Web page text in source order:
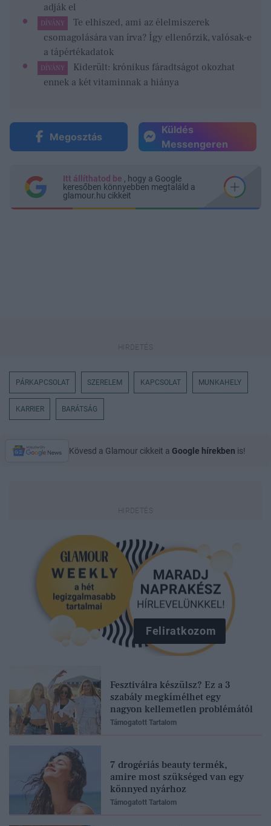
adják el
DÍVÁNY
Te elhiszed, ami az élelmiszerek
csomagolására van írva? Így ellenőrzik, valósak-e
a tápértékadatok
DÍVÁNY
Kiderült: krónikus fáradtságot okozhat
ennek a két vitaminnak a hiánya
Megosztás
Küldés
Messengeren
Itt állíthatod be , hogy a Google
keresőben könnyebben megtaláld a
glamour.hu cikkeit
PÁRKAPCSOLAT SZERELEM KAPCSOLAT MUNKAHELY
KARRIER BARÁTSÁG
Kövesd a Glamour cikkeit a Google hírekben is!
Feliratkozom
Fesztiválra készülsz? Ez a 3
szabály megkímélhet egy
nagyon kellemetlen problémától
Támogatott Tartalom
7 drogériás beauty termék,
amire most szükséged van egy
könnyed nyárhoz
Támogatott Tartalom